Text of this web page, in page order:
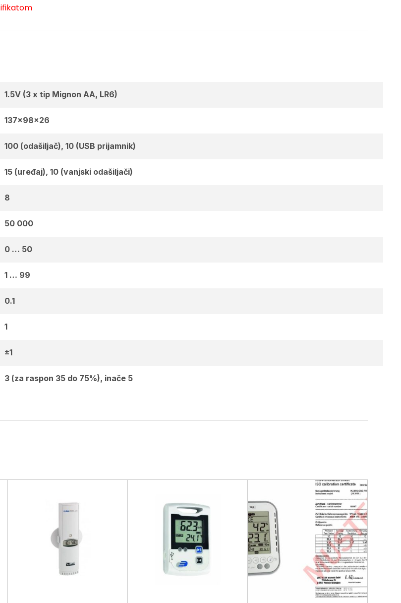
1.5V (3 x tip Mignon AA, LR6)
137x98x26
100 (odašiljač), 10 (USB prijamnik)
15 (uređaj), 10 (vanjski odašiljači)
8
50 000
0 … 50
1 … 99
0.1
1
±1
3 (za raspon 35 do 75%), inače 5